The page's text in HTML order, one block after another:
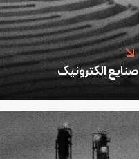
صنایع الکترونیک